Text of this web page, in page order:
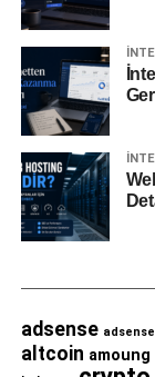
adsense
altcoin amoung